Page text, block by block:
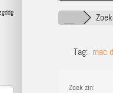
Tag: mac
Zoek zin: